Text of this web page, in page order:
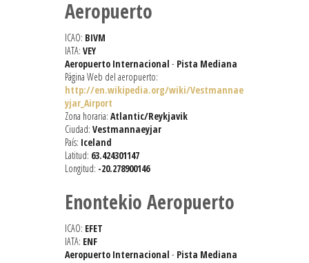
Aeropuerto
ICAO: BIVM
IATA: VEY
Aeropuerto Internacional - Pista Mediana
Página Web del aeropuerto:
http://en.wikipedia.org/wiki/Vestmannae
yjar_Airport
Zona horaria: Atlantic/Reykjavik
Ciudad: Vestmannaeyjar
País: Iceland
Latitud: 63.424301147
Longitud: -20.278900146
Enontekio Aeropuerto
ICAO: EFET
IATA: ENF
Aeropuerto Internacional - Pista Mediana